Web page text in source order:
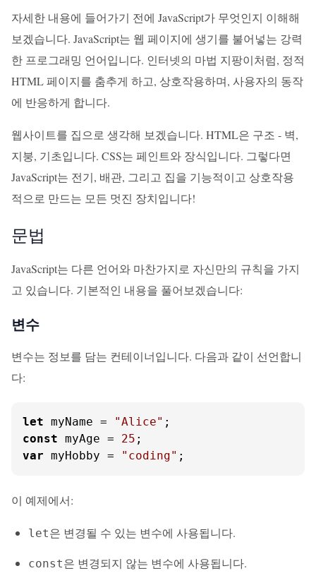
자세한 내용에 들어가기 전에 JavaScript가 무엇인지 이해해
보겠습니다. JavaScript는 웹 페이지에 생기를 불어넣는 강력
한 프로그래밍 언어입니다. 인터넷의 마법 지팡이처럼, 정적
HTML 페이지를 춤추게 하고, 상호작용하며, 사용자의 동작
에 반응하게 합니다.
웹사이트를 집으로 생각해 보겠습니다. HTML은 구조 - 벽,
지붕, 기초입니다. CSS는 페인트와 장식입니다. 그렇다면
JavaScript는 전기, 배관, 그리고 집을 기능적이고 상호작용
적으로 만드는 모든 멋진 장치입니다!
문법
JavaScript는 다른 언어와 마찬가지로 자신만의 규칙을 가지
고 있습니다. 기본적인 내용을 풀어보겠습니다:
변수
변수는 정보를 담는 컨테이너입니다. 다음과 같이 선언합니
다:
let myName = "Alice"
const myAge = 25
var myHobby = "coding" ;
이 예제에서:
let은 변경될 수 있는 변수에 사용됩니다.
const은 변경되지 않는 변수에 사용됩니다.